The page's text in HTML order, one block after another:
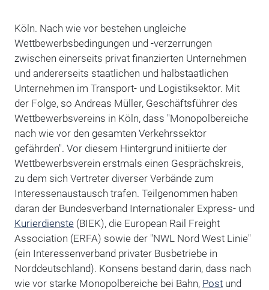
Köln. Nach wie vor bestehen ungleiche
Wettbewerbsbedingungen und -verzerrungen
zwischen einerseits privat finanzierten Unternehmen
und andererseits staatlichen und halbstaatlichen
Unternehmen im Transport- und Logistiksektor. Mit
der Folge, so Andreas Müller, Geschäftsführer des
Wettbewerbsvereins in Köln, dass "Monopolbereiche
nach wie vor den gesamten Verkehrssektor
gefährden". Vor diesem Hintergrund initiierte der
Wettbewerbsverein erstmals einen Gesprächskreis,
zu dem sich Vertreter diverser Verbände zum
Interessenaustausch trafen. Teilgenommen haben
daran der Bundesverband Internationaler Express- und
Kurierdienste(BIEK), die European Rail Freight
Association (ERFA) sowie der "NWL Nord West Linie"
(ein Interessenverband privater Busbetriebe in
Norddeutschland). Konsens bestand darin, dass nach
wie vor starke Monopolbereiche bei Bahn, Postund